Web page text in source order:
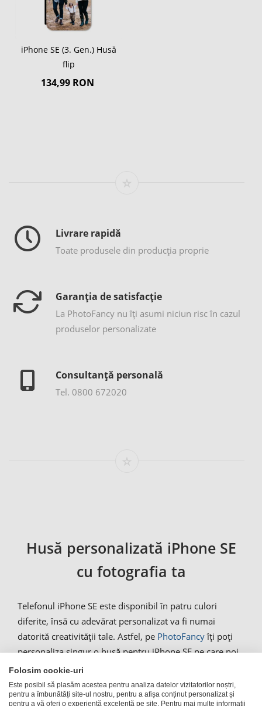
iPhone SE (3. Gen.) Husă
flip
134,99 RON
Livrare rapidă
Toate produsele din producția proprie
Garanția de satisfacție
La PhotoFancy nu îţi asumi niciun risc în cazul
produselor personalizate
Consultanță personală
Tel. 0800 672020
Husă personalizată iPhone SE
cu fotografia ta
Telefonul iPhone SE este disponibil în patru culori
diferite, însă cu adevărat personalizat va fi numai
datorită creativității tale. Astfel, pe PhotoFancyîți poți
personaliza singur o husă pentru iPhone SE pe care noi
imprimăm fotografia ta preferată sau un model cu
nume. Datorită husei, telefonul tău iPhone SE nu
este numai unic, ci și în siguranță. Atunci când te afli
Folosim cookie-uri
Este posibil să plasăm acestea pentru analiza datelor vizitatorilor noștri,
pentru a îmbunătăți site-ul nostru, pentru a afișa conținut personalizat și
pentru a vă oferi o experiență excelentă pe site. Pentru mai multe informații